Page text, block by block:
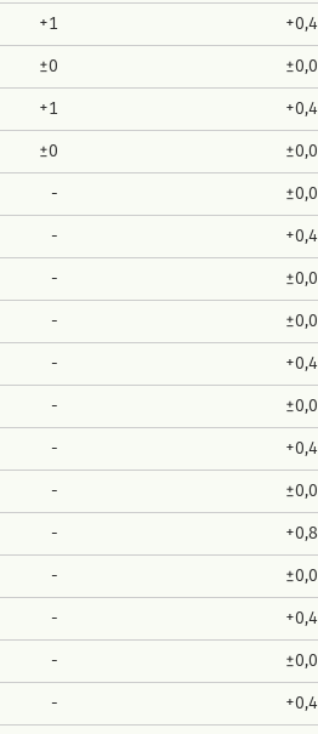
+1 +0,4
±0 ±0,0
+1 +0,4
±0 ±0,0
- ±0,0
- +0,4
- ±0,0
- ±0,0
- +0,4
- ±0,0
- +0,4
- ±0,0
- +0,8
- ±0,0
- +0,4
- ±0,0
- +0,4